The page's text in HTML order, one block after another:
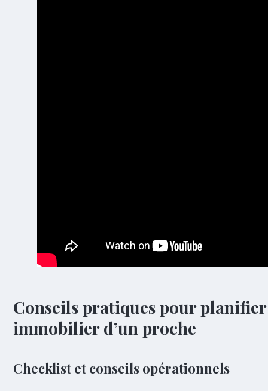
Conseils pratiques pour
immobilier d’un proche
Checklist et conseils opérationnels